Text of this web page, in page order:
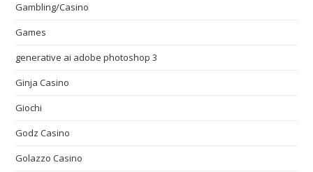
Gambling/Casino
Games
generative ai adobe photoshop 3
Ginja Casino
Giochi
Godz Casino
Golazzo Casino